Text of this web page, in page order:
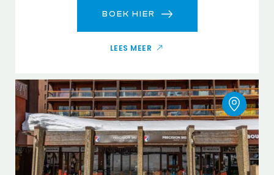
BOEK HIER
LEES MEER